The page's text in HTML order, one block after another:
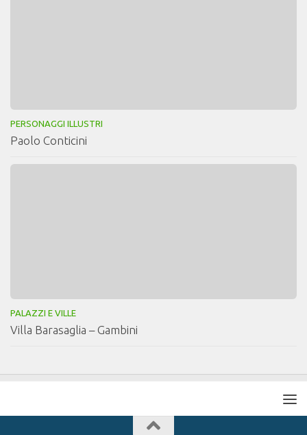
PERSONAGGI ILLUSTRI
Paolo Conticini
PALAZZI E VILLE
Villa Barasaglia – Gambini